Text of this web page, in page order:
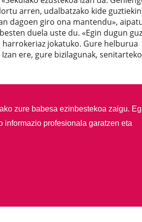
arren, udalbatzako kide guztiekin
dagoen giro ona mantendu»,
duela uste du. «Egin dugun
jokatuko. Gure helburua
ere, gure bizilagunak,
zure babesa ezinbestekoa zaigu.
informazio profesionala garatzen eta